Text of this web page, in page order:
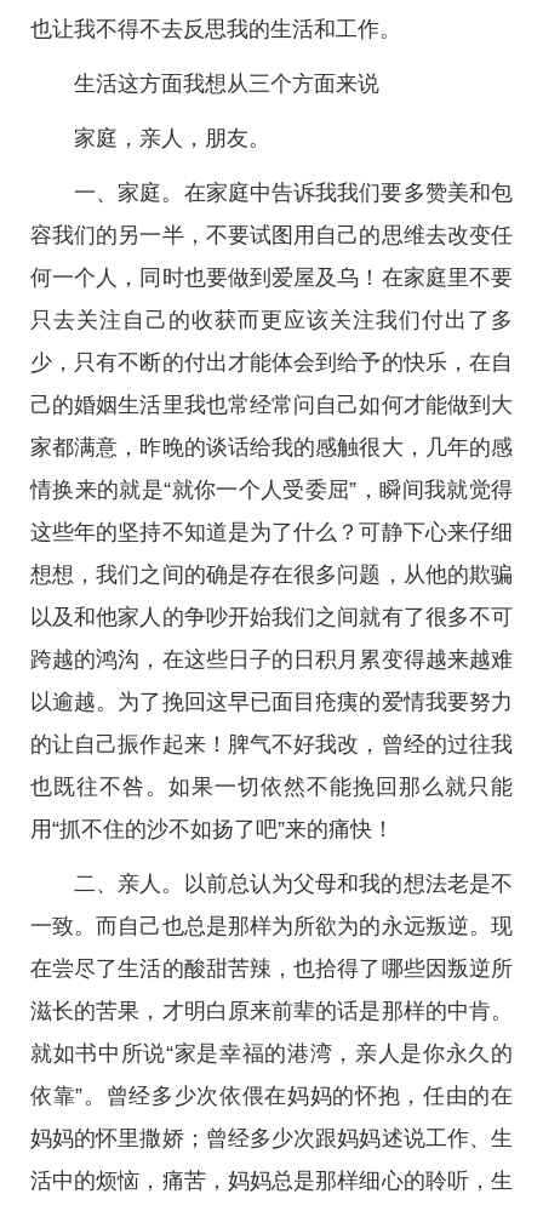
也让我不得不去反思我的生活和工作。
生活这方面我想从三个方面来说
家庭，亲人，朋友。
一、家庭。在家庭中告诉我我们要多赞美和包
容我们的另一半，不要试图用自己的思维去改变任
何一个人，同时也要做到爱屋及乌！在家庭里不要
只去关注自己的收获而更应该关注我们付出了多
少，只有不断的付出才能体会到给予的快乐，在自
己的婚姻生活里我也常经常问自己如何才能做到大
家都满意，昨晚的谈话给我的感触很大，几年的感
情换来的就是“就你一个人受委屈”，瞬间我就觉得
这些年的坚持不知道是为了什么？可静下心来仔细
想想，我们之间的确是存在很多问题，从他的欺骗
以及和他家人的争吵开始我们之间就有了很多不可
跨越的鸿沟，在这些日子的日积月累变得越来越难
以逾越。为了挽回这早已面目疮痍的爱情我要努力
的让自己振作起来！脾气不好我改，曾经的过往我
也既往不咎。如果一切依然不能挽回那么就只能
用“抓不住的沙不如扬了吧”来的痛快！
二、亲人。以前总认为父母和我的想法老是不
一致。而自己也总是那样为所欲为的永远叛逆。现
在尝尽了生活的酸甜苦辣，也拾得了哪些因叛逆所
滋长的苦果，才明白原来前辈的话是那样的中肯。
就如书中所说“家是幸福的港湾，亲人是你永久的
依靠”。曾经多少次依偎在妈妈的怀抱，任由的在
妈妈的怀里撒娇；曾经多少次跟妈妈述说工作、生
活中的烦恼，痛苦，妈妈总是那样细心的聆听，生